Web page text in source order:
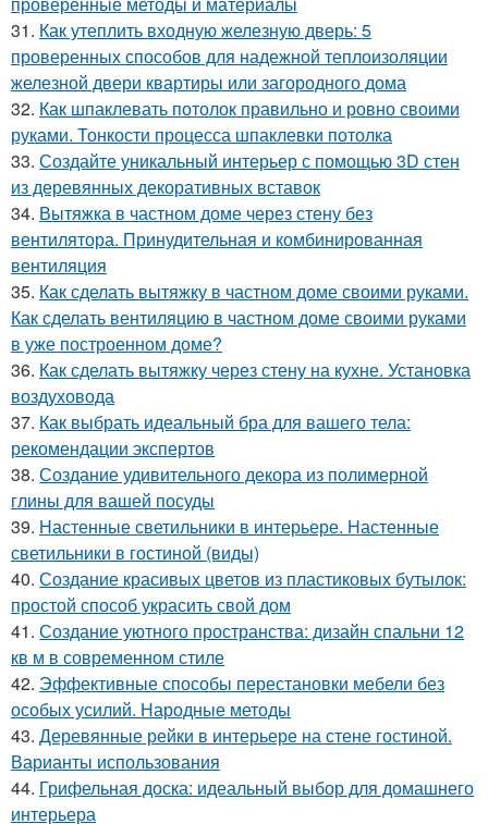
31. Как утеплить входную железную дверь: 5
проверенных способов для надежной теплоизоляции
железной двери квартиры или загородного дома
32. Как шпаклевать потолок правильно и ровно своими
руками. Тонкости процесса шпаклевки потолка
33. Создайте уникальный интерьер с помощью 3D стен
из деревянных декоративных вставок
34. Вытяжка в частном доме через стену без
вентилятора. Принудительная и комбинированная
вентиляция
35. Как сделать вытяжку в частном доме своими руками.
Как сделать вентиляцию в частном доме своими руками
в уже построенном доме?
36. Как сделать вытяжку через стену на кухне. Установка
воздуховода
37. Как выбрать идеальный бра для вашего тела:
рекомендации экспертов
38. Создание удивительного декора из полимерной
глины для вашей посуды
39. Настенные светильники в интерьере. Настенные
светильники в гостиной (виды)
40. Создание красивых цветов из пластиковых бутылок:
простой способ украсить свой дом
41. Создание уютного пространства: дизайн спальни 12
кв м в современном стиле
42. Эффективные способы перестановки мебели без
особых усилий. Народные методы
43. Деревянные рейки в интерьере на стене гостиной.
Варианты использования
44. Грифельная доска: идеальный выбор для домашнего
интерьера